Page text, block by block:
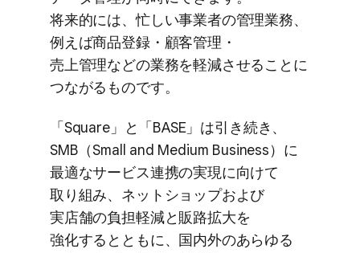
将来的には、​忙しい​事業者の​管理業務、​
例えば​商品登録・顧客管理・
売上管理などの​業務を​軽減させる​ことに​
つながる​ものです。
「Square」と​「BASE」は​引き​続き、​
SMB​（Small and Medium Business）に​
最適な​サービス連携の​実現に​向けて​
取り組み、​ネットショップおよび​
実店舗の​負担軽減と​販路拡大を​
強化するとともに、​国内外の​あらゆる​